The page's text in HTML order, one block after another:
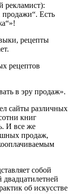
рекламист):
продажи“. Есть
рецепты
рецептов
в эру продаж».
сайты различных
книг
И все же
продаж,
собой
об искусстве